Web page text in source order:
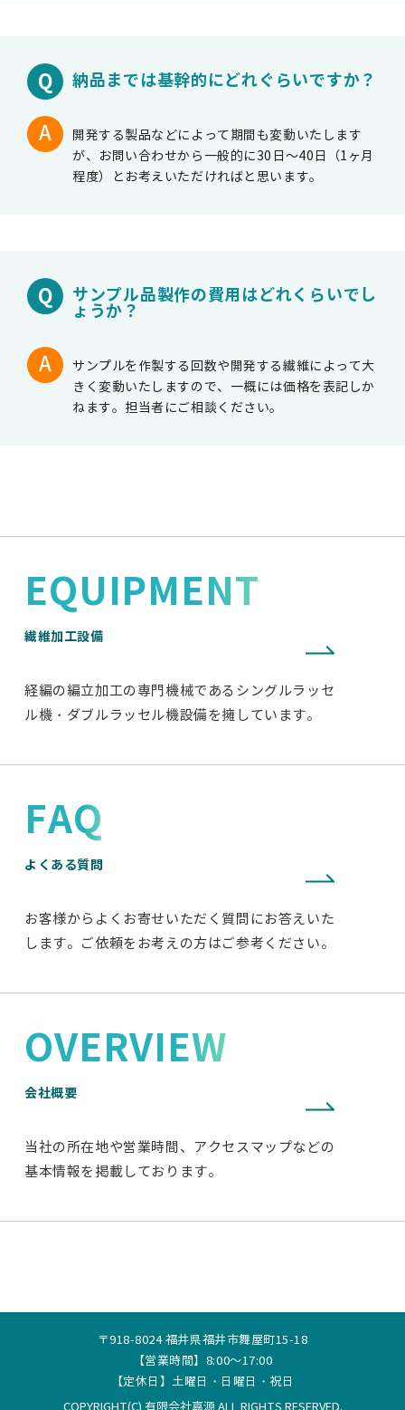
納品までは基幹的にどれぐらいですか？
開発する製品などによって期間も変動いたします
が、お問い合わせから一般的に30日～40日（1ヶ月
程度）とお考えいただければと思います。
サンプル品製作の費用はどれくらいでし
ょうか？
サンプルを作製する回数や開発する繊維によって大
きく変動いたしますので、一概には価格を表記しか
ねます。担当者にご相談ください。
EQUIPMENT
繊維加工設備
経編の編立加工の専門機械であるシングルラッセ
ル機・ダブルラッセル機設備を擁しています。
FAQ
よくある質問
お客様からよくお寄せいただく質問にお答えいた
します。ご依頼をお考えの方はご参考ください。
OVERVIEW
会社概要
当社の所在地や営業時間、アクセスマップなどの
基本情報を掲載しております。
〒918-8024 福井県福井市舞屋町15-18
【営業時間】8:00～17:00
【定休日】土曜日・日曜日・祝日
COPYRIGHT(C) 有限会社嘉源 ALL RIGHTS RESERVED.